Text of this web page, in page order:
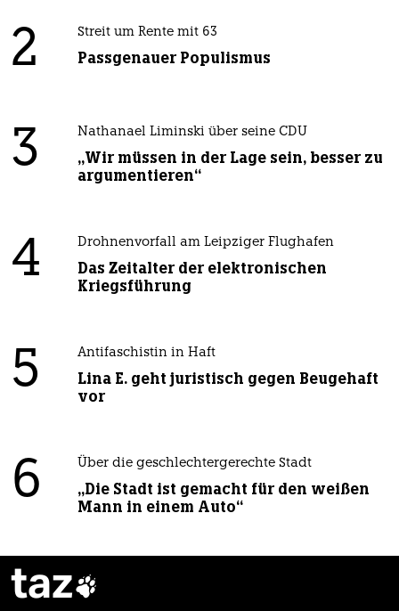
2 Streit um Rente mit 63
Passgenauer Populismus
3 Nathanael Liminski über seine CDU
„Wir müssen in der Lage sein, besser zu
argumentieren“
4 Drohnenvorfall am Leipziger Flughafen
Das Zeitalter der elektronischen
Kriegsführung
5 Antifaschistin in Haft
Lina E. geht juristisch gegen Beugehaft
vor
6 Über die geschlechtergerechte Stadt
„Die Stadt ist gemacht für den weißen
Mann in einem Auto“
taz